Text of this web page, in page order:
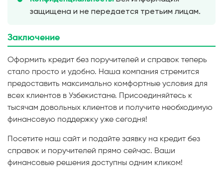
защищена и не передается третьим лицам.
Заключение
Оформить кредит без поручителей и справок теперь
стало просто и удобно. Наша компания стремится
предоставить максимально комфортные условия для
всех клиентов в Узбекистане. Присоединяйтесь к
тысячам довольных клиентов и получите необходимую
финансовую поддержку уже сегодня!
Посетите наш сайт и подайте заявку на кредит без
справок и поручителей прямо сейчас. Ваши
финансовые решения доступны одним кликом!